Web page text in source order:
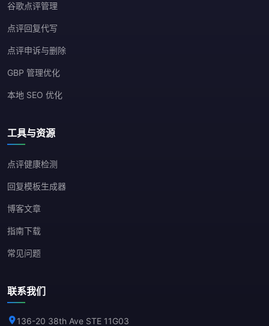
谷歌点评管理
点评回复代写
点评申诉与删除
GBP 管理优化
本地 SEO 优化
工具与资源
点评健康检测
回复模板生成器
博客文章
指南下载
常见问题
联系我们
136-20 38th Ave STE 11G03